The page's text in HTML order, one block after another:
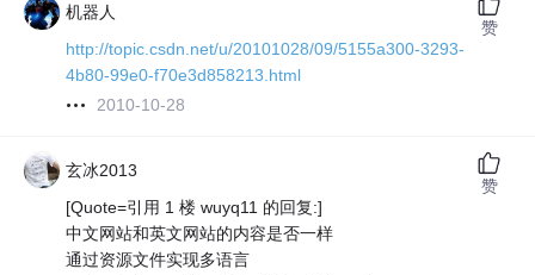
机器人
http://topic.csdn.net/u/20101028/09/5155a300-3293-
4b80-99e0-f70e3d858213.html
2010-10-28
赞
玄冰2013
[Quote=引用 1 楼 wuyq11 的回复:]
中文网站和英文网站的内容是否一样
通过资源文件实现多语言
赞